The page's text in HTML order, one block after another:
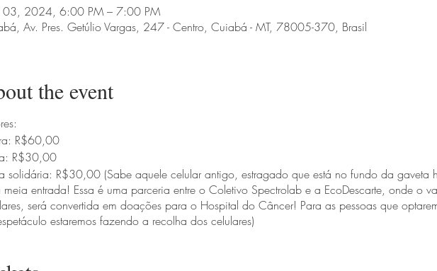
03, 2024, 6:00 PM – 7:00 PM
Av. Pres. Getúlio Vargas, 247 - Centro, Cuiabá - MT, 78005-370, Brasil
the event
R$60,00
R$30,00
solidária: R$30,00 (Sabe aquele celular antigo, estragado que está no fundo da gaveta
meia entrada! Essa é uma parceria entre o Coletivo Spectrolab e a EcoDescarte, onde o
será convertida em doações para o Hospital do Câncer! Para as pessoas que
estaremos fazendo a recolha dos celulares)